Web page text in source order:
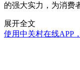
的强大实力，为消费
展开全文
使用中关村在线APP